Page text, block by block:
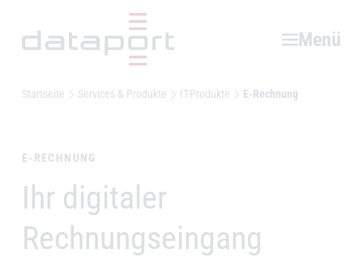
Menü
Startseite Services & Produkte IT-Produkte E-Rechnung
E-RECHNUNG
–Ihr digitaler
Rechnungseingang